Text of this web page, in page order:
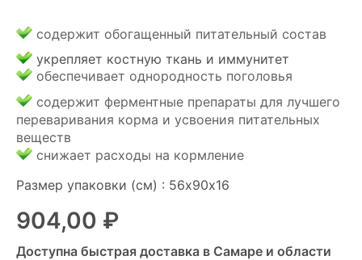
содержит обогащенный питательный состав
укрепляет костную ткань и иммунитет
обеспечивает однородность поголовья
содержит ферментные препараты для лучшего
переваривания корма и усвоения питательных
веществ
снижает расходы на кормление
Размер упаковки (см) : 56х90х16
904,00 ₽
Доступна быстрая доставка в Самаре и области